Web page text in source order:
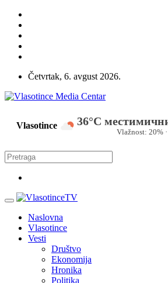
Vlasotince
Media
Centar
informativni
servisni
Četvrtak, 6. avgust 2026.
Vlasotince 36°C
Vlažnost: 20%
Naslovna
Vlasotince
Vesti
Društvo
Ekonomija
Hronika
Politika